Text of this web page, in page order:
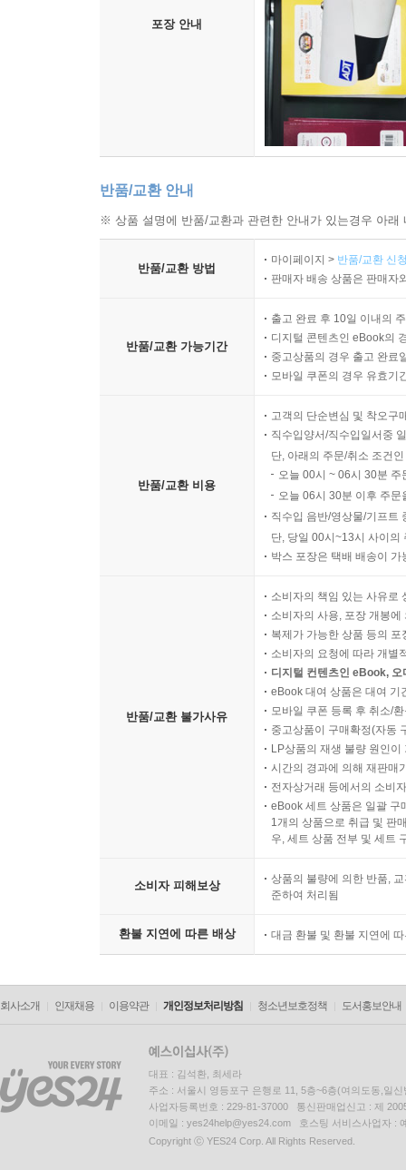
포장 안내
반품/교환 안내
※ 상품 설명에 반품/교환과 관련한 안내가 있는경우 아
반품/교환 방법
마이페이지 > 반품/교환 신
판매자 배송 상품은 판매자
반품/교환 가능기간
출고 완료 후 10일 이내의
디지털 콘텐츠인 eBook의
중고상품의 경우 출고 완료
모바일 쿠폰의 경우 유효기
반품/교환 비용
고객의 단순변심 및 착오구
직수입양서/직수입일서중
단, 아래의 주문/취소 조건
오늘 00시 ~ 06시 30분
오늘 06시 30분 이후 주
직수입 음반/영상물/기프트
단, 당일 00시~13시 사이의
박스 포장은 택배 배송이
반품/교환 불가사유
소비자의 책임 있는 사유로
소비자의 사용, 포장 개봉
복제가 가능한 상품 등의
소비자의 요청에 따라 개별
디지털 컨텐츠인 eBook,
eBook 대여 상품은 대여 기
모바일 쿠폰 등록 후 취소/
중고상품이 구매확정(자동
LP상품의 재생 불량 원인
시간의 경과에 의해 재판매
전자상거래 등에서의 소비
eBook 세트 상품은 일괄 구
1개의 상품으로 취급 및 판
우, 세트 상품 전부 및 세트
소비자 피해보상
상품의 불량에 의한 반품,
준하여 처리됨
환불 지연에 따른 배상 대금 환불 및 환불 지연에
회사소개 인재채용 이용약관 개인정보처리방침 청소년보호정책 도서홍보안내
대표 : 김석환, 최세라
주소 : 서울시 영등포구 은행로 11, 5층~6층(여의도동,일신
사업자등록번호 : 229-81-37000 통신판매업신고 : 제
이메일 : yes24help@yes24.com 호스팅 서비스사업자 :
Copyright ⓒ YES24 Corp. All Rights Reserved.